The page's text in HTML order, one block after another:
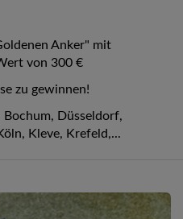
Anker" mit
von 300 €
zu gewinnen!
Bochum, Düsseldorf,
Kleve, Krefeld,...